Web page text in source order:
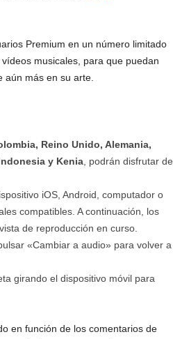
Premium en un número limitado
musicales, para que puedan
aún más en su arte.
Reino Unido, Alemania,
y Kenia, podrán disfrutar de
iOS, Android, computador o
compatibles. A continuación, los
de reproducción en curso.
«Cambiar a audio» para volver a
girando el dispositivo móvil para
en función de los comentarios de